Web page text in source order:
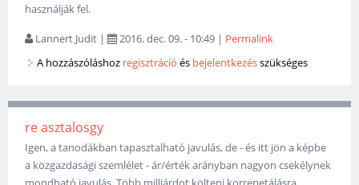
használják fel.
Lannert Judit | 2016. dec. 09. - 10:49 | Permalink
A hozzászóláshoz regisztráció és bejelentkezésszükséges
re asztalosgy
Igen, a tanodákban tapasztalható javulás, de - és itt jön a képbe
a közgazdasági szemlélet - ár/érték arányban nagyon csekélynek